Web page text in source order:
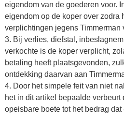
eigendom van de goederen voor.
eigendom op de koper over zodra
verplichtingen jegens Timmerman
3. Bij verlies, diefstal,
verkochte is de koper verplicht,
betaling heeft plaatsgevonden,
ontdekking daarvan aan
4. Door het simpele feit van niet
het in dit artikel bepaalde
opeisbare boete tot het bedrag